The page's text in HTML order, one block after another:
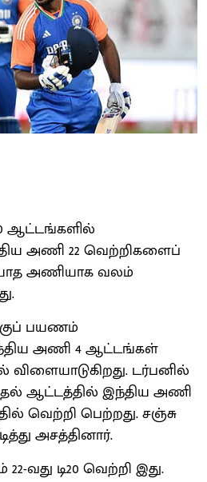
ஆட்டங்களில்
அணி 22 வெற்றிகளைப்
அணியாக வலம்
பயணம்
அணி 4 ஆட்டங்கள்
டர்பனில்
ஆட்டத்தில் இந்திய அணி
வெற்றி பெற்றது. சஞ்சு
அசத்தினார்.
வது டி20 வெற்றி இது.